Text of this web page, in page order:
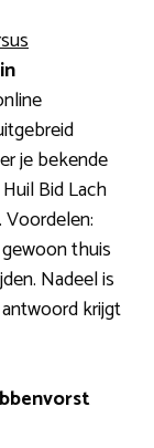
je bekende
Bid Lach
Voordelen:
thuis
Nadeel is
krijgt